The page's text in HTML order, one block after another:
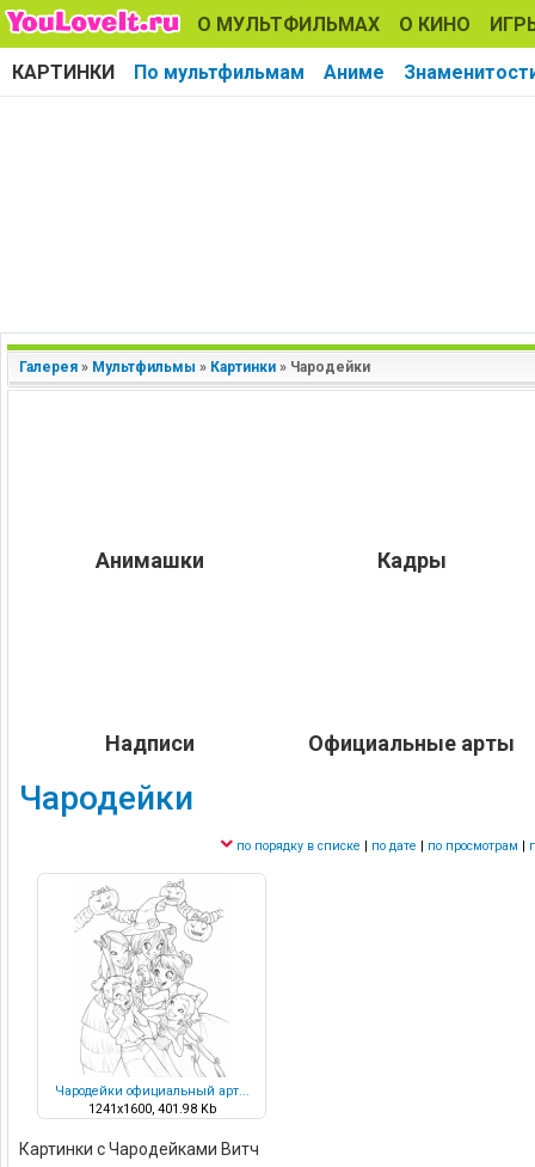
О МУЛЬТФИЛЬМАХ О КИНО
КАРТИНКИ По мультфильмам Аниме
Галерея » Мультфильмы » Картинки » Чародейки
Анимашки Кадры
Надписи Официальные арты
Чародейки
по порядку в списке | по дате | по просмотрам |
Чародейки официальный арт...
1241x1600, 401.98 Kb
Картинки с Чародейками Витч